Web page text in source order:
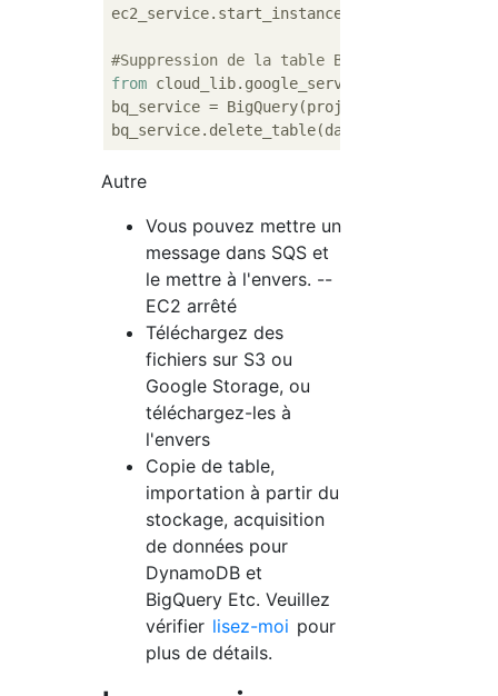
ec2_service.start_instance(
#Suppression de la table BigQuery
from cloud_lib.google_services
bq_service = BigQuery(project_id,
Autre
Vous pouvez mettre un
message dans SQS et
le mettre à l'envers. --
EC2 arrêté
Téléchargez des
fichiers sur S3 ou
Google Storage, ou
téléchargez-les à
l'envers
Copie de table,
importation à partir du
stockage, acquisition
de données pour
DynamoDB et
BigQuery Etc. Veuillez
vérifier lisez-moi pour
plus de détails.